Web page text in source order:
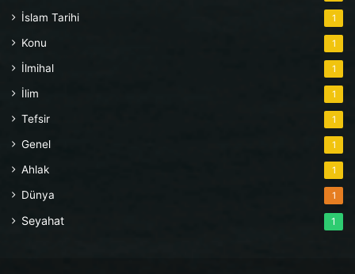
İslam Tarihi 1
Konu 1
İlmihal 1
İlim 1
Tefsir 1
Genel 1
Ahlak 1
Dünya 1
Seyahat 1